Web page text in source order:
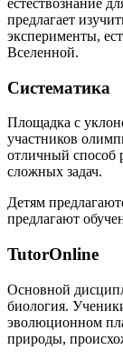
предлагает
эксперименты,
Вселенной.
Систематика
Площадка с
участников
отличный способ
сложных задач.
Детям
предлагают
TutorOnline
Основной
биология.
эволюционном
природы,